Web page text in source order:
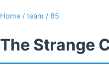
Home / team / 85
The Strange